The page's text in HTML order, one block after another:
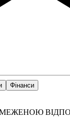
Фінанси